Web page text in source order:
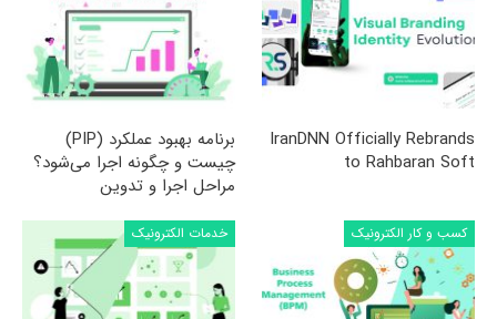
IranDNN Officially Rebrands
to Rahbaran Soft
برنامه بهبود عملکرد (PIP)
چیست و چگونه اجرا می‌شود؟
مراحل اجرا و تدوین
کسب و کار الکترونیک خدمات الکترونیک